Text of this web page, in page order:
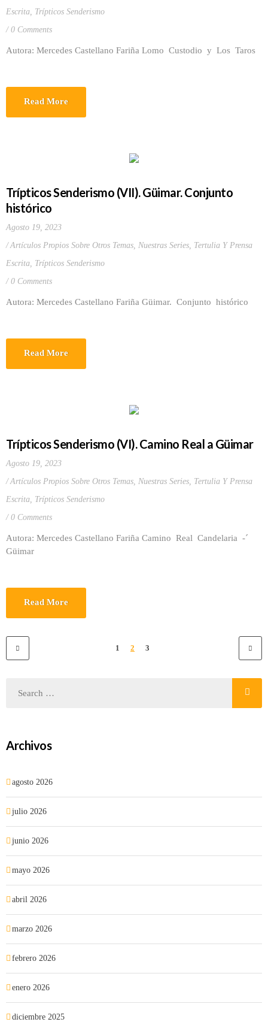
Escrita, Trípticos Senderismo
0 Comments
Autora: Mercedes Castellano Fariña Lomo Custodio y Los Taros
Read More
Trípticos Senderismo (VII). Güimar. Conjunto
histórico
Agosto 19, 2023
Artículos Propios Sobre Otros Temas, Nuestras Series, Tertulia Y Prensa
Escrita, Trípticos Senderismo
0 Comments
Autora: Mercedes Castellano Fariña Güimar. Conjunto histórico
Read More
Trípticos Senderismo (VI). Camino Real a Güimar
Agosto 19, 2023
Artículos Propios Sobre Otros Temas, Nuestras Series, Tertulia Y Prensa
Escrita, Trípticos Senderismo
0 Comments
Autora: Mercedes Castellano Fariña Camino Real Candelaria -´
Güimar
Read More
1 2 3
Archivos
agosto 2026
julio 2026
junio 2026
mayo 2026
abril 2026
marzo 2026
febrero 2026
enero 2026
diciembre 2025